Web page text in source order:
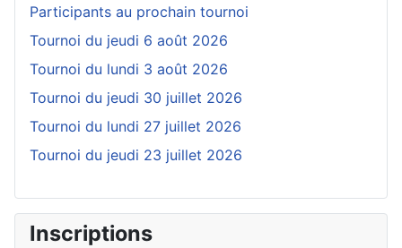
Participants au prochain tournoi
Tournoi du jeudi 6 août 2026
Tournoi du lundi 3 août 2026
Tournoi du jeudi 30 juillet 2026
Tournoi du lundi 27 juillet 2026
Tournoi du jeudi 23 juillet 2026
Inscriptions